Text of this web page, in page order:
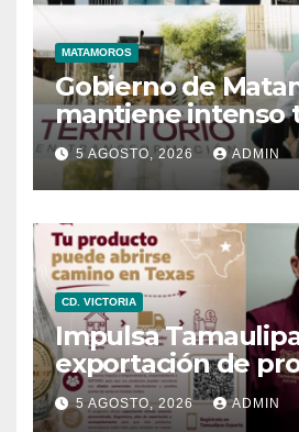
MATAMOROS
Gobierno de
mantiene intenso
territorio
5 AGOSTO, 2026 ADMIN
CD. VICTORIA
Impulsa
exportación de
locales con
Tamaulipas para
5 AGOSTO, 2026 ADMIN